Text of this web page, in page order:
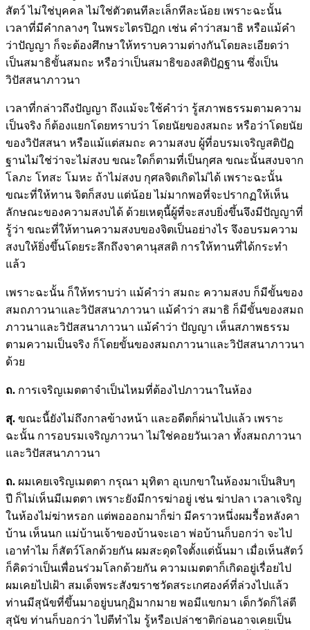
สัตว์ ไม่ใช่บุคคล ไม่ใช่ตัวตนทีละเล็กทีละน้อย เพราะฉะนั้น
เวลาที่มีคำกลางๆ ในพระไตรปิฎก เช่น คำว่าสมาธิ หรือแม้คำ
ว่าปัญญา ก็จะต้องศึกษาให้ทราบความต่างกันโดยละเอียดว่า
เป็นสมาธิขั้นสมถะ หรือว่าเป็นสมาธิของสติปัฏฐาน ซึ่งเป็น
วิปัสสนาภาวนา
เวลาที่กล่าวถึงปัญญา ถึงแม้จะใช้คำว่า รู้สภาพธรรมตามความ
เป็นจริง ก็ต้องแยกโดยทราบว่า โดยนัยของสมถะ หรือว่าโดยนัย
ของวิปัสสนา หรือแม้แต่สมถะ ความสงบ ผู้ที่อบรมเจริญสติปัฏ
ฐานไม่ใช่ว่าจะไม่สงบ ขณะใดก็ตามที่เป็นกุศล ขณะนั้นสงบจาก
โลภะ โทสะ โมหะ ถ้าไม่สงบ กุศลจิตเกิดไม่ได้ เพราะฉะนั้น
ขณะที่ให้ทาน จิตก็สงบ แต่น้อย ไม่มากพอที่จะปรากฏให้เห็น
ลักษณะของความสงบได้ ด้วยเหตุนี้ผู้ที่จะสงบยิ่งขึ้นจึงมีปัญญาที่
รู้ว่า ขณะที่ให้ทานความสงบของจิตเป็นอย่างไร จึงอบรมความ
สงบให้ยิ่งขึ้นโดยระลึกถึงจาคานุสสติ การให้ทานที่ได้กระทำ
แล้ว
เพราะฉะนั้น ก็ให้ทราบว่า แม้คำว่า สมถะ ความสงบ ก็มีขั้นของ
สมถภาวนาและวิปัสสนาภาวนา แม้คำว่า สมาธิ ก็มีขั้นของสมถ
ภาวนาและวิปัสสนาภาวนา แม้คำว่า ปัญญา เห็นสภาพธรรม
ตามความเป็นจริง ก็โดยขั้นของสมถภาวนาและวิปัสสนาภาวนา
ด้วย
ถ. การเจริญเมตตาจำเป็นไหมที่ต้องไปภาวนาในห้อง
สุ. ขณะนี้ยังไม่ถึงกาลข้างหน้า และอดีตก็ผ่านไปแล้ว เพราะ
ฉะนั้น การอบรมเจริญภาวนา ไม่ใช่คอยวันเวลา ทั้งสมถภาวนา
และวิปัสสนาภาวนา
ถ. ผมเคยเจริญเมตตา กรุณา มุทิตา อุเบกขาในห้องมาเป็นสิบๆ
ปี ก็ไม่เห็นมีเมตตา เพราะยังมีการฆ่าอยู่ เช่น ฆ่าปลา เวลาเจริญ
ในห้องไม่ฆ่าหรอก แต่พอออกมาก็ฆ่า มีคราวหนึ่งผมรื้อหลังคา
บ้าน เห็นนก แม่บ้านเจ้าของบ้านจะเอา พ่อบ้านก็บอกว่า จะไป
เอาทำไม ก็สัตว์โลกด้วยกัน ผมสะดุดใจตั้งแต่นั้นมา เมื่อเห็นสัตว์
ก็คิดว่าเป็นเพื่อนร่วมโลกด้วยกัน ความเมตตาก็เกิดอยู่เรื่อยไป
ผมเคยไปเฝ้า สมเด็จพระสังฆราชวัดสระเกศองค์ที่ล่วงไปแล้ว
ท่านมีสุนัขที่ขึ้นมาอยู่บนกุฏิมากมาย พอมีแขกมา เด็กวัดก็ไล่ตี
สุนัข ท่านก็บอกว่า ไปตีทำไม รู้หรือเปล่าชาติก่อนอาจเคยเป็น